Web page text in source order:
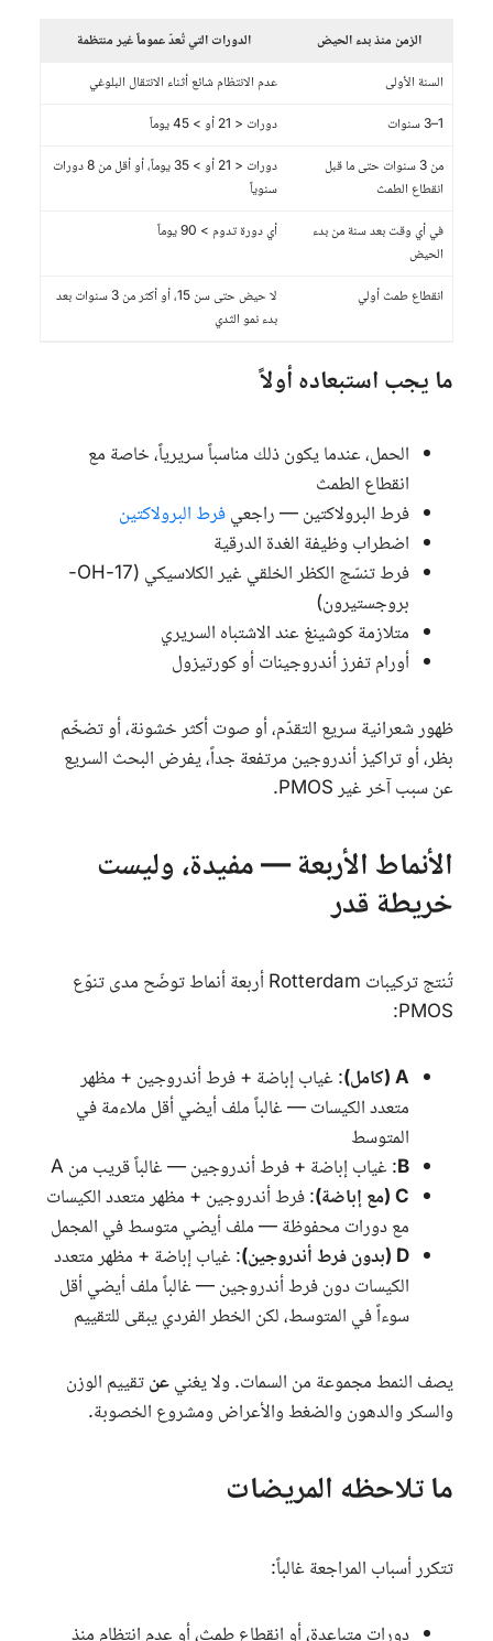
الزمن منذ بدء الحيض
الدورات التي تُعدّ عموماً غير منتظمة
السنة الأولى
عدم الانتظام شائع أثناء الانتقال البلوغي
1–3 سنوات
دورات < 21 أو > 45 يوماً
من 3 سنوات حتى ما قبل
انقطاع الطمث
دورات < 21 أو > 35 يوماً، أو أقل من 8 دورات
سنوياً
في أي وقت بعد سنة من بدء
الحيض
أي دورة تدوم > 90 يوماً
انقطاع طمث أولي
لا حيض حتى سن 15، أو أكثر من 3 سنوات بعد
بدء نمو الثدي
ما يجب استبعاده أولاً
الحمل، عندما يكون ذلك مناسباً سريرياً، خاصة مع
انقطاع الطمث
فرط البرولاكتين — راجعيفرط البرولاكتين
اضطراب وظيفة الغدة الدرقية
فرط تنسّج الكظر الخلقي غير الكلاسيكي (17-OH-
بروجستيرون)
متلازمة كوشينغ عند الاشتباه السريري
أورام تفرز أندروجينات أو كورتيزول
ظهور شعرانية سريع التقدّم، أو صوت أكثر خشونة، أو تضخّم
بظر، أو تراكيز أندروجين مرتفعة جداً، يفرض البحث السريع
عن سبب آخر غيرPMOS
.
الأنماط الأربعة — مفيدة، وليست
خريطة قدر
تُنتج تركيبات Rotterdamأربعة أنماط توضّح مدى تنوّع
PMOS
:
A (كامل)
: غياب إباضة + فرط أندروجين + مظهر
متعدد الكيسات — غالباً ملف أيضي أقل ملاءمة في
المتوسط
B: غياب إباضة + فرط أندروجين — غالباً قريب من A
C (مع إباضة)
: فرط أندروجين + مظهر متعدد الكيسات
مع دورات محفوظة — ملف أيضي متوسط في المجمل
D (بدون فرط أندروجين)
: غياب إباضة + مظهر متعدد
الكيسات دون فرط أندروجين — غالباً ملف أيضي أقل
سوءاً في المتوسط، لكن الخطر الفردي يبقى للتقييم
يصف النمط مجموعة من السمات. ولا يغنيعنتقييم الوزن
والسكر والدهون والضغط والأعراض ومشروع الخصوبة.
ما تلاحظه المريضات
تتكرر أسباب المراجعة غالباً: